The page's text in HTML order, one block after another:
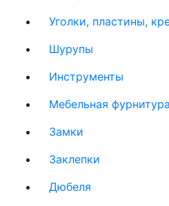
Уголки, пластины,
Шурупы
Инструменты
Мебельная фурнитура
Замки
Заклепки
Дюбеля